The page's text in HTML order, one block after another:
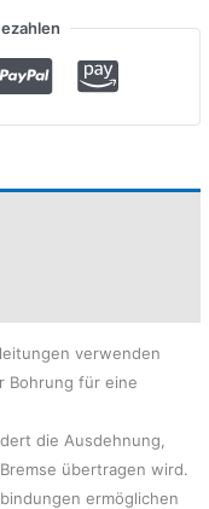
verwenden
Bohrung für eine
die Ausdehnung,
übertragen wird.
ermöglichen